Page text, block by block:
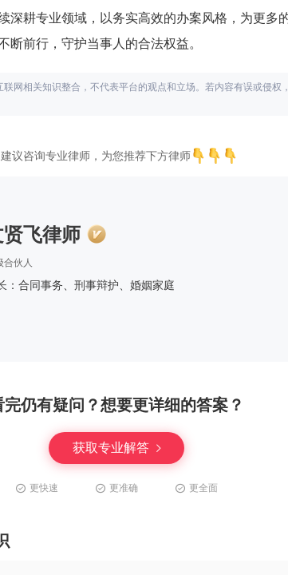
深耕专业领域，以务实高效的办案风格，为更多
断前行，守护当事人的合法权益。
网相关知识整合，不代表平台的观点和立场。若内容有误或侵权
议咨询专业律师，为您推荐下方律师
贤飞律师
合伙人
：合同事务、刑事辩护、婚姻家庭
完仍有疑问？想要更详细的答案？
获取专业解答
更快速 更准确 更全面